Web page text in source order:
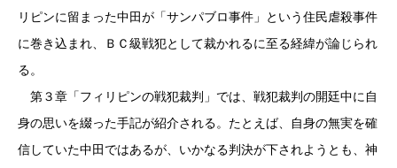
リピンに留まった中田が「サンパブロ事件」という住民虐殺事件
に巻き込まれ、ＢＣ級戦犯として裁かれるに至る経緯が論じられ
る。
第３章「フィリピンの戦犯裁判」では、戦犯裁判の開廷中に自
身の思いを綴った手記が紹介される。たとえば、自身の無実を確
信していた中田ではあるが、いかなる判決が下されようとも、神